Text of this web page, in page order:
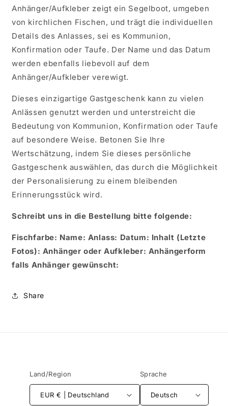
Anhänger/Aufkleber zeigt ein Segelboot, umgeben
von kirchlichen Fischen, und trägt die individuellen
Details des Anlasses, sei es Kommunion,
Konfirmation oder Taufe. Der Name und das Datum
werden ebenfalls liebevoll auf dem
Anhänger/Aufkleber verewigt.
Dieses einzigartige Gastgeschenk kann zu vielen
Anlässen genutzt werden und unterstreicht die
Bedeutung von Kommunion, Konfirmation oder Taufe
auf besondere Weise. Betonen Sie Ihre
Wertschätzung, indem Sie dieses persönliche
Gastgeschenk auswählen, das durch die Möglichkeit
der Personalisierung zu einem bleibenden
Erinnerungsstück wird.
Schreibt uns in die Bestellung bitte folgende:
Fischfarbe: Name: Anlass: Datum: Inhalt (Letzte
Fotos): Anhänger oder Aufkleber: Anhängerform
falls Anhänger gewünscht:
Share
Land/Region
EUR € | Deutschland
Sprache
Deutsch